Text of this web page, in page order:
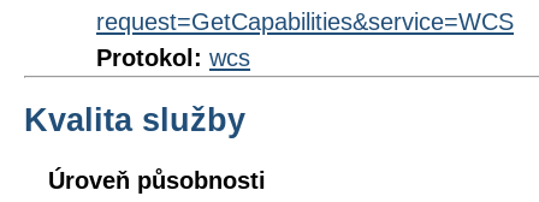
request=GetCapabilities&service=WCS
Protokol: wcs
Kvalita služby
Úroveň působnosti